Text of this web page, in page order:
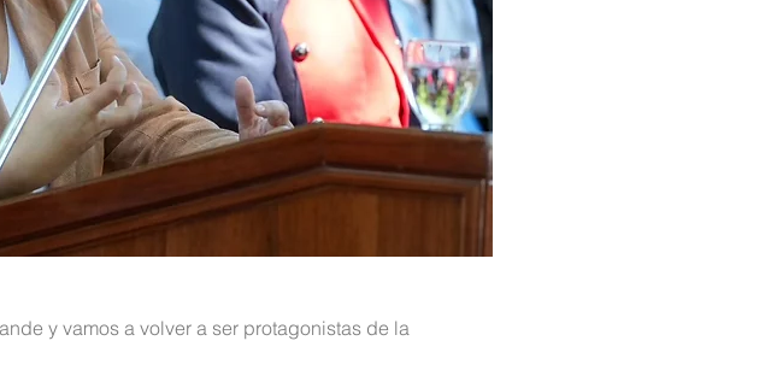
y vamos a volver a ser protagonistas de la